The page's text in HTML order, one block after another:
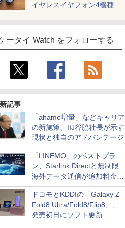
イヤレスイヤフォン4機種を
ータイ Watch をフォローする
記事
「ahamo増量」などキャリア
の新施策、IIJ谷脇社長が示す
現状と独自のアドバンテージ
「LINEMO」のベストプラ
ン、Starlink Directと無制限
海外データ通信が追加料金な
しに
ドコモとKDDIの「Galaxy Z
Fold8 Ultra/Fold8/Flip8」、
発売初日にソフト更新